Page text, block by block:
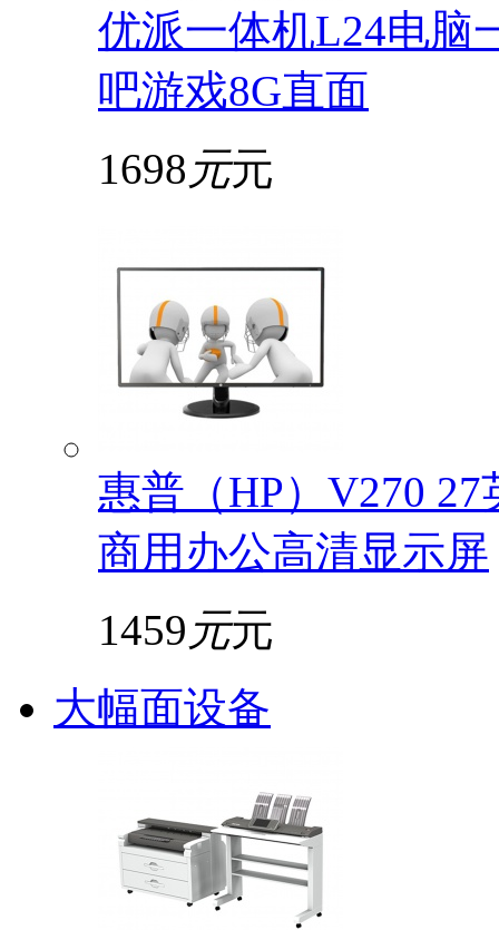
优派一体机L24电脑
吧游戏8G直面
1698 元元
惠普（HP）V270
商用办公高清显示屏
1459 元元
大幅面设备